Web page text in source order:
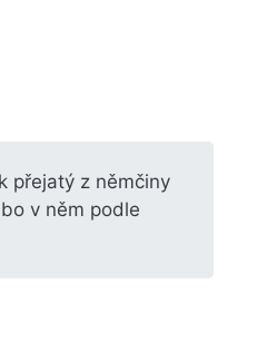
přejatý z němčiny
v něm podle